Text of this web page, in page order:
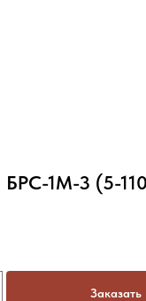
БРС-1М-3 (5-
Заказать